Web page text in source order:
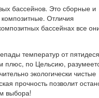
бассейнов. Это сборные и
Отличия
бассейнах все
температур от
плюс, по Цельсию,
экологически чистые
прочность позволит
выбора!